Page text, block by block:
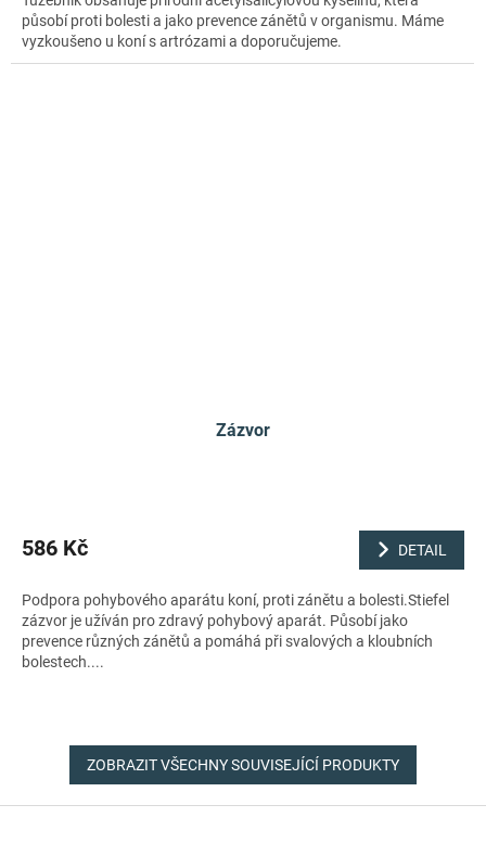
působí proti bolesti a jako prevence zánětů v organismu. Máme
vyzkoušeno u koní s artrózami a doporučujeme.
Zázvor
586 Kč DETAIL
Podpora pohybového aparátu koní, proti zánětu a bolesti.Stiefel
zázvor je užíván pro zdravý pohybový aparát. Působí jako
prevence různých zánětů a pomáhá při svalových a kloubních
bolestech....
ZOBRAZIT VŠECHNY SOUVISEJÍCÍ PRODUKTY